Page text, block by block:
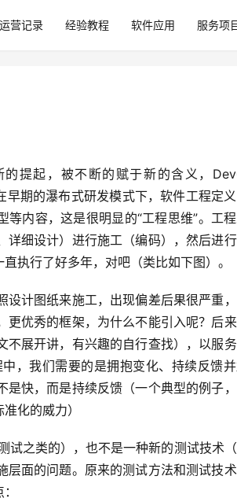
运营记录 经验教程 软件应用 服务项
期的瀑布式研发模式下，软件工程定
内容，这是很明显的“工程思维”。工
细设计）进行施工（编码），然后进
执行了好多年，对吧（类比如下图）。
计图纸来施工，出现偏差后果很严重
优秀的框架，为什么不能引入呢？后
展开讲，有兴趣的自行查找），以服
，我们需要的是拥抱变化、持续反馈
快，而是持续反馈（一个典型的例子
化的威力）
面的问题。原来的测试方法和测试技